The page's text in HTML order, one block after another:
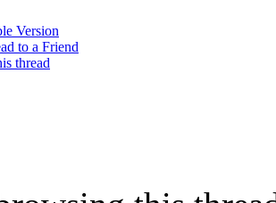
Version
to a Friend
thread